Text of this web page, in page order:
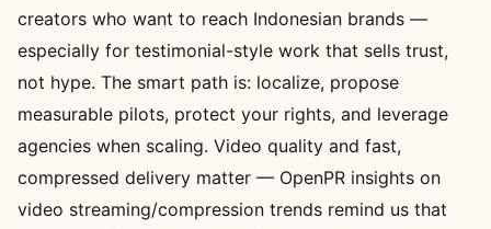
creators who want to reach Indonesian brands —
especially for testimonial-style work that sells trust,
not hype. The smart path is: localize, propose
measurable pilots, protect your rights, and leverage
agencies when scaling. Video quality and fast,
compressed delivery matter — OpenPR insights on
video streaming/compression trends remind us that